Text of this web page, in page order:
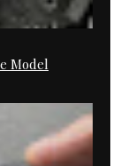
Model